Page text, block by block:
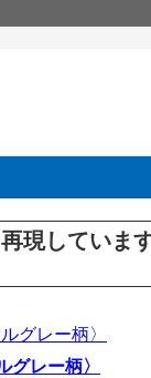
現していま
グレー柄〉